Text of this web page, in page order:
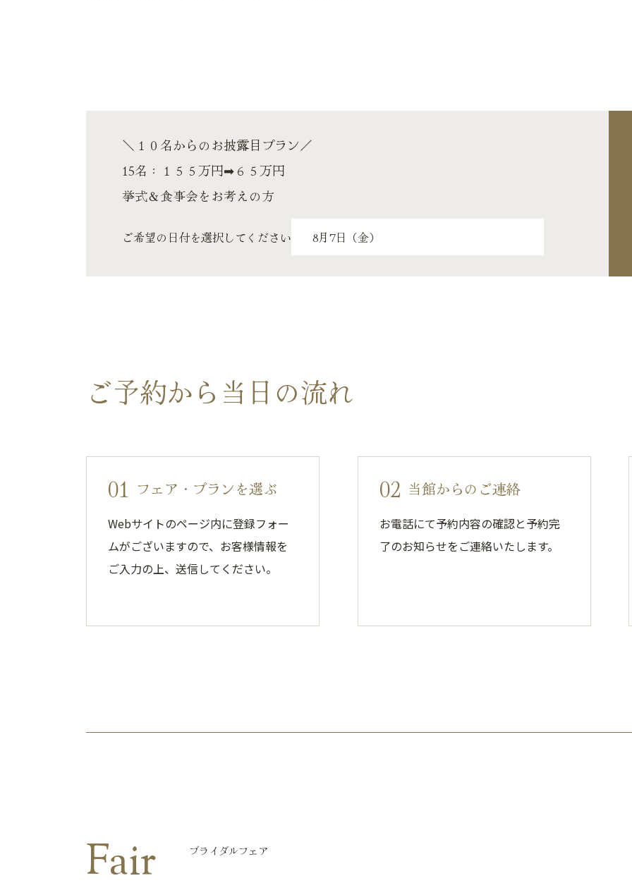
＼１０名からのお披露目プラン／
15名：１５５万円➡６５万円
挙式＆食事会をお考えの方
ご希望の日付を選択してください
ご予約から当日の流れ
01 フェア・プランを選ぶ
Webサイトのページ内に登録フォー
ムがございますので、お客様情報を
ご入力の上、送信してください。
02 当館からのご連絡
お電話にて予約内容の確認と予約完
了のお知らせをご連絡いたします。
Fair ブライダルフェア